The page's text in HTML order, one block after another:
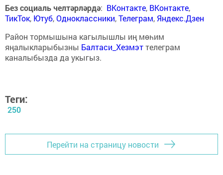
Без социаль челтәрләрдә: ВКонтакте, ВКонтакте,
ТикТок, Ютуб,Одноклассники,Телеграм, Яндекс.Дзен
Район тормышына кагылышлы иң мөһим
яңалыкларыбызны Балтаси_Хезмэттелеграм
каналыбызда да укыгыз.
Теги:
250
Перейти на страницу новости